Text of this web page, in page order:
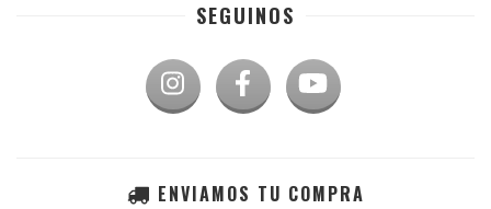
SEGUINOS
ENVIAMOS TU COMPRA